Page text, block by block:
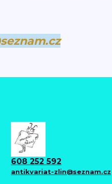
608 252 592
antikvariat-zlin@seznam.cz